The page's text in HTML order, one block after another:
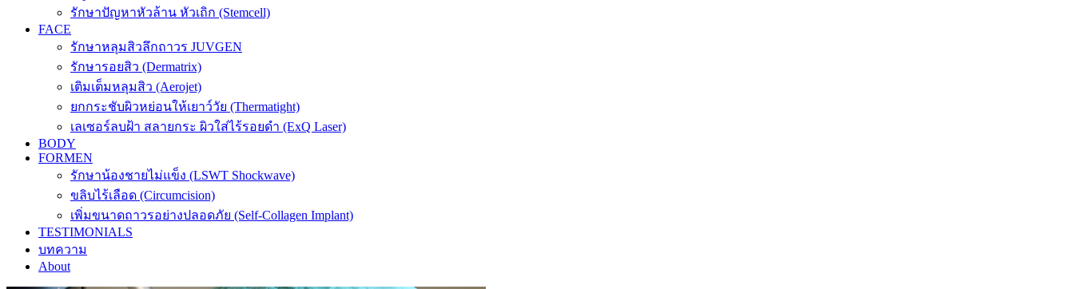
รักษาปัญหาหัวล้าน หัวเถิก (Stemcell)
FACE
รักษาหลุมสิวลึกถาวร JUVGEN
รักษารอยสิว (Dermatrix)
เติมเต็มหลุมสิว (Aerojet)
ยกกระชับผิวหย่อนให้เยาว์วัย (Thermatight)
เลเซอร์ลบฝ้า สลายกระ ผิวใส่ไร้รอยดำ (ExQ Laser)
BODY
FORMEN
รักษาน้องชายไม่แข็ง (LSWT Shockwave)
ขลิบไร้เลือด (Circumcision)
เพิ่มขนาดถาวรอย่างปลอดภัย (Self-Collagen Implant)
TESTIMONIALS
บทความ
About